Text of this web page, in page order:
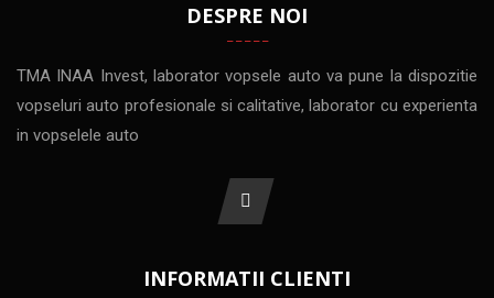
DESPRE NOI
TMA INAA Invest, laborator vopsele auto va pune la dispozitie
vopseluri auto profesionale si calitative, laborator cu experienta
in vopselele auto
INFORMATII CLIENTI